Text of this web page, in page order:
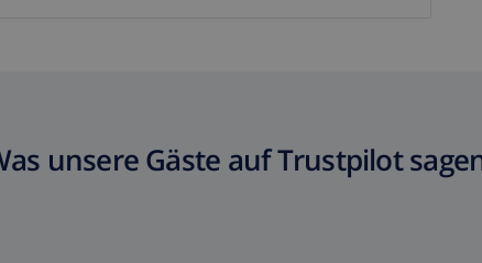
unsere Gäste auf Trustpilot